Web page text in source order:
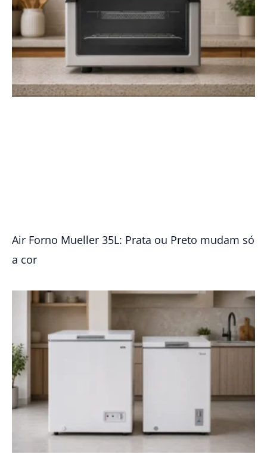
Air Forno Mueller 35L: Prata ou Preto mudam só
a cor